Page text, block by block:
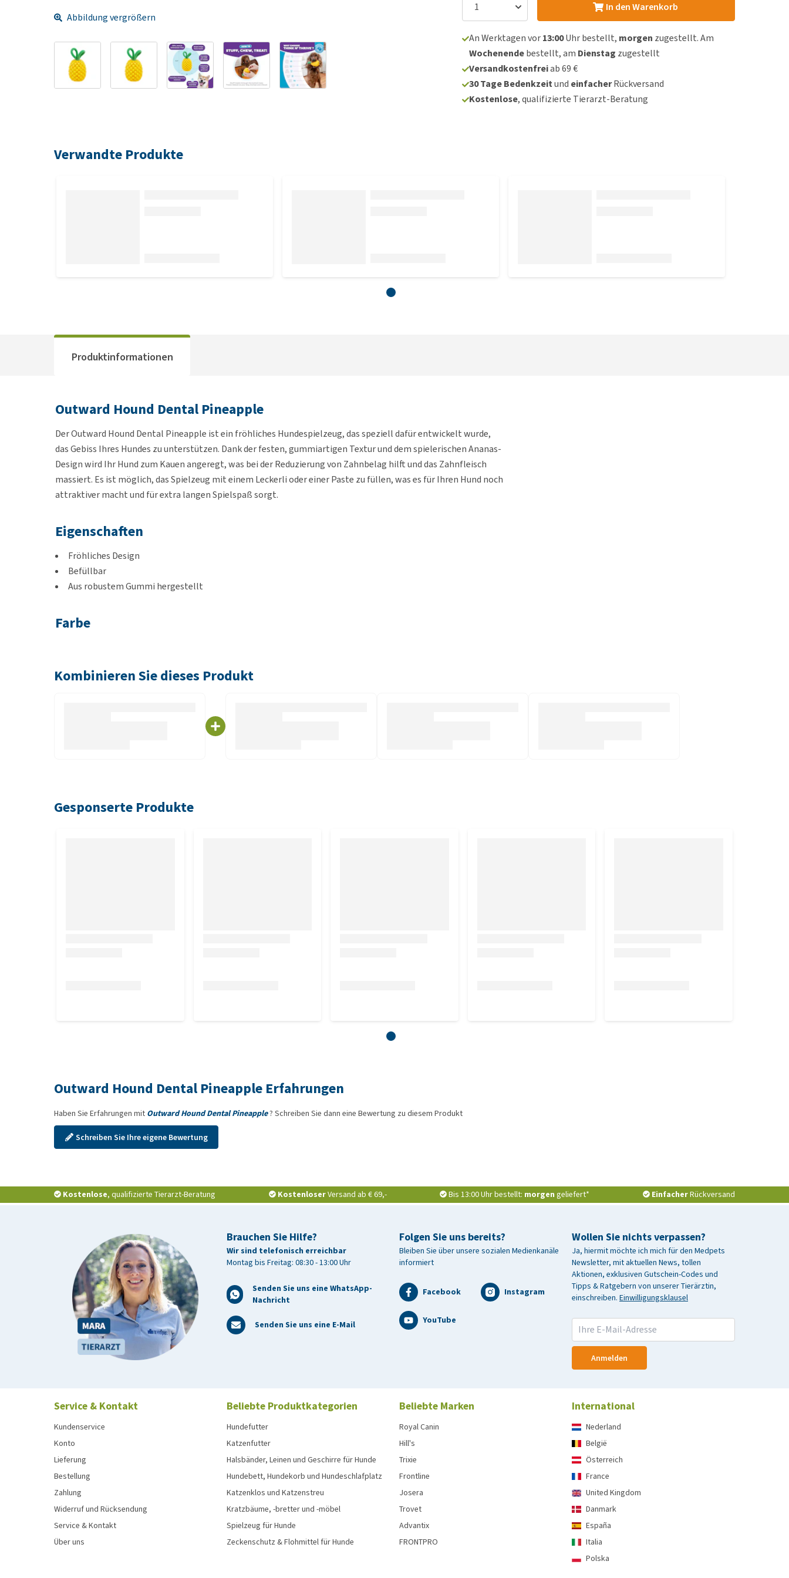
Abbildung vergrößern
In den Warenkorb
An Werktagen vor13:00Uhr bestellt, morgen zugestellt. Am
Wochenendebestellt, am Dienstag zugestellt
Versandkostenfreiab 69 €
30 Tage Bedenkzeitund einfacherRückversand
Kostenlose, qualifizierte Tierarzt-Beratung
Verwandte Produkte
Produktinformationen
Outward Hound Dental Pineapple
Der Outward Hound Dental Pineapple ist ein fröhliches Hundespielzeug, das speziell dafür entwickelt wurde,
das Gebiss Ihres Hundes zu unterstützen. Dank der festen, gummiartigen Textur und dem spielerischen Ananas-
Design wird Ihr Hund zum Kauen angeregt, was bei der Reduzierung von Zahnbelag hilft und das Zahnfleisch
massiert. Es ist möglich, das Spielzeug mit einem Leckerli oder einer Paste zu füllen, was es für Ihren Hund noch
attraktiver macht und für extra langen Spielspaß sorgt.
Eigenschaften
Fröhliches Design
Befüllbar
Aus robustem Gummi hergestellt
Farbe
Abmessungen
Kombinieren Sie dieses Produkt
Gesponserte Produkte
Outward Hound Dental Pineapple Erfahrungen
Haben Sie Erfahrungen mit Outward Hound Dental Pineapple? Schreiben Sie dann eine Bewertung zu diesem Produkt
Schreiben Sie Ihre eigene Bewertung
Kostenlose, qualifizierte Tierarzt-Beratung KostenloserVersand ab € 69,- Bis 13:00 Uhr bestellt: morgen geliefert* EinfacherRückversand
Brauchen Sie Hilfe?
Wir sind telefonisch erreichbar
Montag bis Freitag: 08:30 - 13:00 Uhr
Senden Sie uns eine WhatsApp-
Nachricht
Senden Sie uns eine E-Mail
Wollen Sie nichts verpassen?
Ja, hiermit möchte ich mich für den Medpets
Newsletter, mit aktuellen News, tollen
Aktionen, exklusiven Gutschein-Codes und
Tipps & Ratgebern von unserer Tierärztin,
einschreiben. Einwilligungsklausel
Anmelden
Folgen Sie uns bereits?
Bleiben Sie über unsere sozialen Medienkanäle
informiert
Facebook Instagram
YouTube
Service & Kontakt
Kundenservice
Konto
Lieferung
Bestellung
Zahlung
Widerruf und Rücksendung
Service & Kontakt
Über uns
Beliebte Produktkategorien
Hundefutter
Katzenfutter
Halsbänder, Leinen und Geschirre für Hunde
Hundebett, Hundekorb und Hundeschlafplatz
Katzenklos und Katzenstreu
Kratzbäume, -bretter und -möbel
Spielzeug für Hunde
Zeckenschutz & Flohmittel für Hunde
Beliebte Marken
Royal Canin
Hill's
Trixie
Frontline
Josera
Trovet
Advantix
FRONTPRO
International
Nederland
België
Österreich
France
United Kingdom
Danmark
España
Italia
Polska